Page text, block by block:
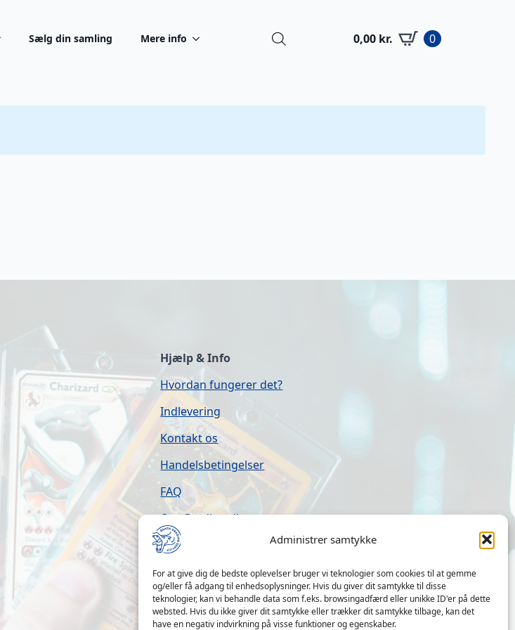
Administrer samtykke
For at give dig de bedste oplevelser bruger vi teknologier som cookies til at gemme
og/eller få adgang til enhedsoplysninger. Hvis du giver dit samtykke til disse
teknologier, kan vi behandle data som f.eks. browsingadfærd eller unikke ID'er på dette
websted. Hvis du ikke giver dit samtykke eller trækker dit samtykke tilbage, kan det
have en negativ indvirkning på visse funktioner og egenskaber.
Sælg din samling Mere info 0,00 kr. 0
Hjælp & Info
Hvordan fungerer det?
Indlevering
Kontakt os
Handelsbetingelser
FAQ
Om Grading.dk
Åbningstider